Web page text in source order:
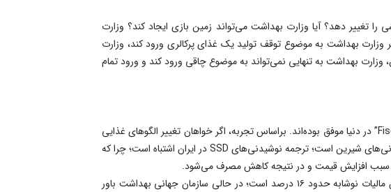
تغییر دهد؟ آیا وزارت بهداشت می‌تواند زمین بازی ایجاد کند؟ وزارت
بهداشت به موضوع توقف تولید یک غذای پرکالری ورود کند، وزارت
وزارت بهداشت به تنهایی نمی‌تواند به موضوع چاقی ورود کند و ورود تمام
اسماعیل‌زاده درباره سیاست‌های کنترلی مانند مالیات بر نوشیدنی‌های شیرین گفت: سیاست‌های مالیاتی “Fiscal Policies” در دنیا موفق بوده‌اند. براساس تجربه، اگر خواهان تغییر الگوهای غذایی
هستیم، می‌بایست قیمت آن را تغییر دهیم. مالیات، یکی از ابزارهای دولت است. نوشیدنی‌های SSD که همان نوشیدنی‌های شیرین است؛ ترجمه نوشیدنی‌های SSD در ایران اشتباه است؛ چرا که
او ادامه داد: اگر سیاست‌های مالیاتی کالاهای آسیب‌رسان به درستی اجرا شود، میزان مصرف را کاهش می‌دهد. میزان مالیات نوشابه حدود ۱۶ درصد است؛ در حالی سازمان جهانی بهداشت باور